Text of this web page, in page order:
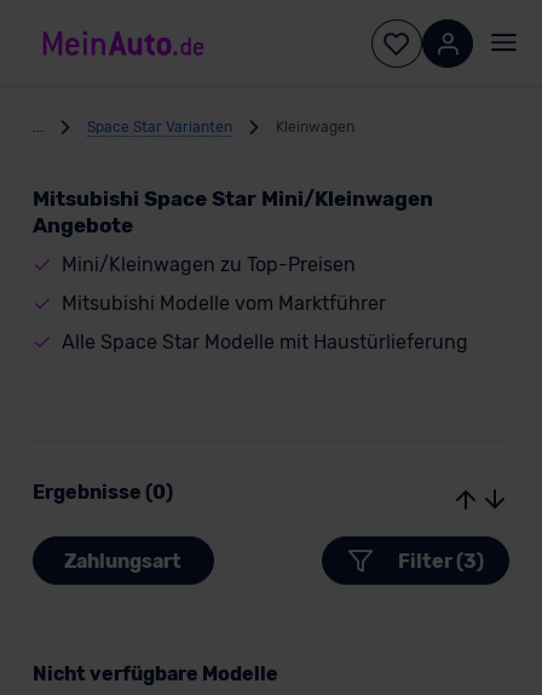
Space Star Varianten Kleinwagen
Mitsubishi Space Star Mini/Kleinwagen
Angebote
Mini/Kleinwagen zu Top-Preisen
Mitsubishi Modelle vom Marktführer
Alle Space Star Modelle mit Haustürlieferung
Ergebnisse (0)
Zahlungsart Filter (3)
Nicht verfügbare Modelle